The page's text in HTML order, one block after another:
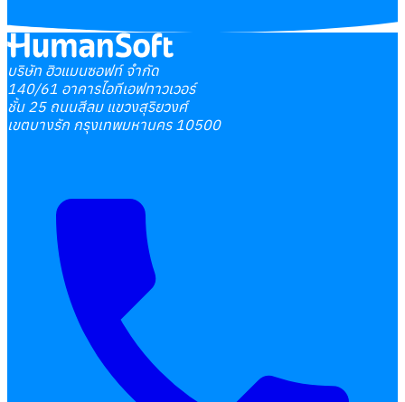
บริษัท ฮิวแมนซอฟท์ จำกัด
140/61 อาคารไอทีเอฟทาวเวอร์
ชั้น 25 ถนนสีลม แขวงสุริยวงศ์
เขตบางรัก กรุงเทพมหานคร 10500